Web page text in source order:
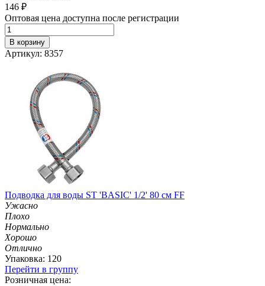
146 ₽
Оптовая цена доступна после регистрации
В корзину
Артикул: 8357
Подводка для воды ST 'BASIC' 1/2' 80 см FF
Ужасно
Плохо
Нормально
Хорошо
Отлично
Упаковка: 120
Перейти в группу
Розничная цена: